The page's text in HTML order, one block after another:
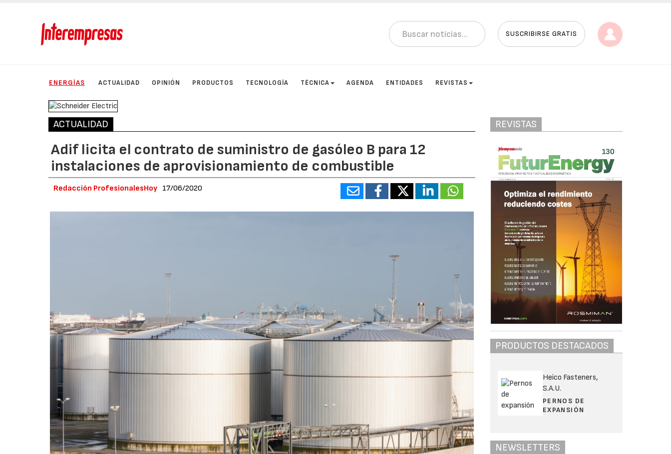
SUSCRIBIRSE GRATIS
ENERGÍAS ACTUALIDAD OPINIÓN PRODUCTOS TECNOLOGÍA TÉCNICA AGENDA ENTIDADES REVISTAS
ACTUALIDAD
Adif licita el contrato de suministro de gasóleo B para 12
instalaciones de aprovisionamiento de combustible
Redacción ProfesionalesHoy 17/06/2020
REVISTAS
PRODUCTOS DESTACADOS
Heico Fasteners,
S.A.U.
PERNOS DE
EXPANSIÓN
NEWSLETTERS